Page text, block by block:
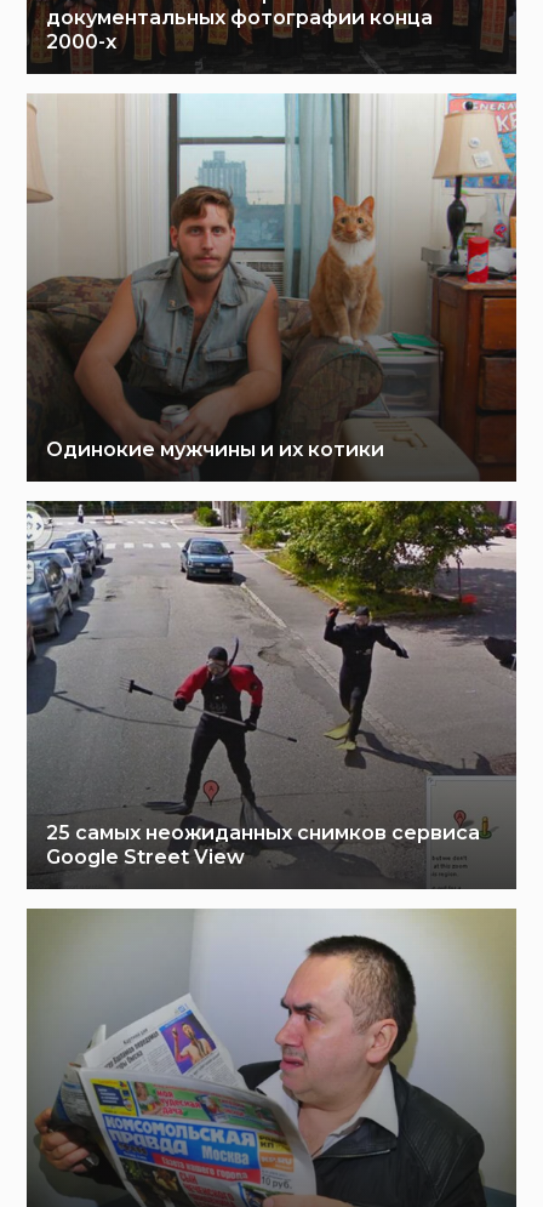
документальных фотографии конца
2000-х
Одинокие мужчины и их котики
25 самых неожиданных снимков сервиса
Google Street View